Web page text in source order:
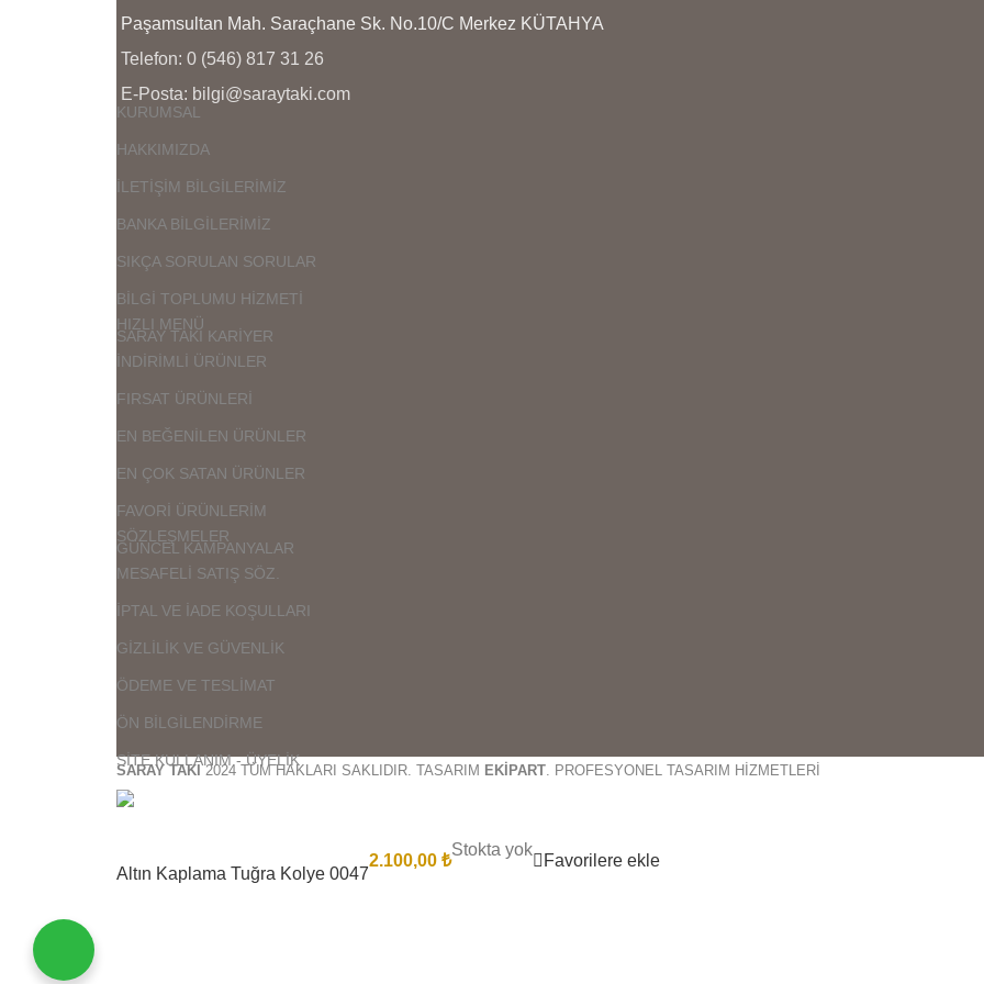
Paşamsultan Mah. Saraçhane Sk. No.10/C Merkez KÜTAHYA
Telefon: 0 (546) 817 31 26
E-Posta: bilgi@saraytaki.com
KURUMSAL
HAKKIMIZDA
İLETİŞİM BİLGİLERİMİZ
BANKA BİLGİLERİMİZ
SIKÇA SORULAN SORULAR
BİLGİ TOPLUMU HİZMETİ
SARAY TAKI KARİYER
HIZLI MENÜ
İNDİRİMLİ ÜRÜNLER
FIRSAT ÜRÜNLERİ
EN BEĞENİLEN ÜRÜNLER
EN ÇOK SATAN ÜRÜNLER
FAVORİ ÜRÜNLERİM
GÜNCEL KAMPANYALAR
SÖZLEŞMELER
MESAFELİ SATIŞ SÖZ.
İPTAL VE İADE KOŞULLARI
GİZLİLİK VE GÜVENLİK
ÖDEME VE TESLİMAT
ÖN BİLGİLENDİRME
SİTE KULLANIM - ÜYELİK
SARAY TAKI 2024 TÜM HAKLARI SAKLIDIR. TASARIM EKİPART. PROFESYONEL TASARIM HİZMETLERİ
Altın Kaplama Tuğra Kolye 0047
2.100,00 ₺
Stokta yok
Favorilere ekle